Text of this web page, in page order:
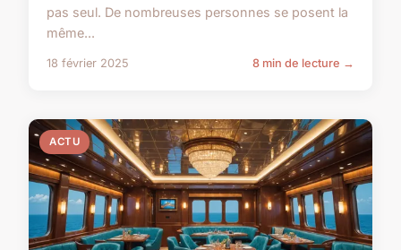
pas seul. De nombreuses personnes se posent la
même...
18 février 2025 8 min de lecture →
ACTU